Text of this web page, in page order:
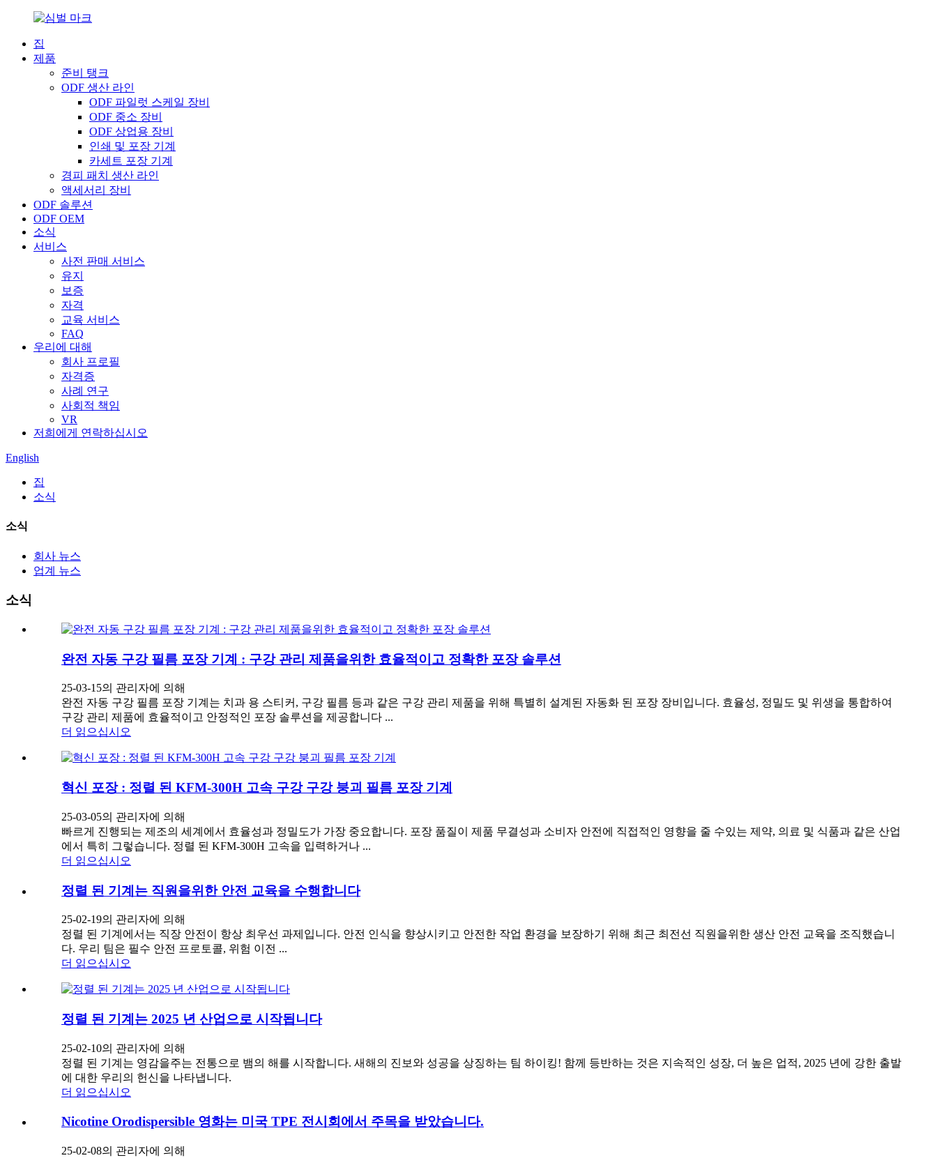
집
제품
준비 탱크
ODF 생산 라인
ODF 파일럿 스케일 장비
ODF 중소 장비
ODF 상업용 장비
인쇄 및 포장 기계
카세트 포장 기계
경피 패치 생산 라인
액세서리 장비
ODF 솔루션
ODF OEM
소식
서비스
사전 판매 서비스
유지
보증
자격
교육 서비스
FAQ
우리에 대해
회사 프로필
자격증
사례 연구
사회적 책임
VR
저희에게 연락하십시오
English
집
소식
소식
회사 뉴스
업계 뉴스
소식
완전 자동 구강 필름 포장 기계 : 구강 관리 제품을위한 효율적이고 정확한 포장 솔루션
25-03-15의 관리자에 의해
완전 자동 구강 필름 포장 기계는 치과 용 스티커, 구강 필름 등과 같은 구강 관리 제품을 위해 특별히 설계된 자동화 된 포장 장비입니다. 효율성, 정밀도 및 위생을 통합하여
구강 관리 제품에 효율적이고 안정적인 포장 솔루션을 제공합니다 ...
더 읽으십시오
혁신 포장 : 정렬 된 KFM-300H 고속 구강 구강 붕괴 필름 포장 기계
25-03-05의 관리자에 의해
빠르게 진행되는 제조의 세계에서 효율성과 정밀도가 가장 중요합니다. 포장 품질이 제품 무결성과 소비자 안전에 직접적인 영향을 줄 수있는 제약, 의료 및 식품과 같은 산업
에서 특히 그렇습니다. 정렬 된 KFM-300H 고속을 입력하거나 ...
더 읽으십시오
정렬 된 기계는 직원을위한 안전 교육을 수행합니다
25-02-19의 관리자에 의해
정렬 된 기계에서는 직장 안전이 항상 최우선 과제입니다. 안전 인식을 향상시키고 안전한 작업 환경을 보장하기 위해 최근 최전선 직원을위한 생산 안전 교육을 조직했습니
다. 우리 팀은 필수 안전 프로토콜, 위험 이전 ...
더 읽으십시오
정렬 된 기계는 2025 년 산업으로 시작됩니다
25-02-10의 관리자에 의해
정렬 된 기계는 영감을주는 전통으로 뱀의 해를 시작합니다. 새해의 진보와 성공을 상징하는 팀 하이킹! 함께 등반하는 것은 지속적인 성장, 더 높은 업적, 2025 년에 강한 출발
에 대한 우리의 헌신을 나타냅니다.
더 읽으십시오
Nicotine Orodispersible 영화는 미국 TPE 전시회에서 주목을 받았습니다.
25-02-08의 관리자에 의해